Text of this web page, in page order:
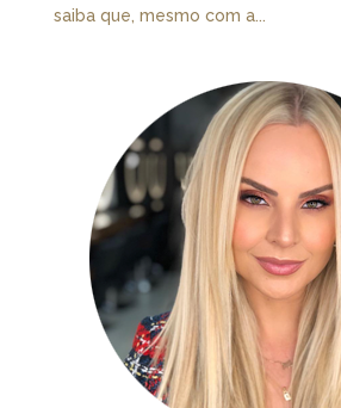
saiba que, mesmo com a...